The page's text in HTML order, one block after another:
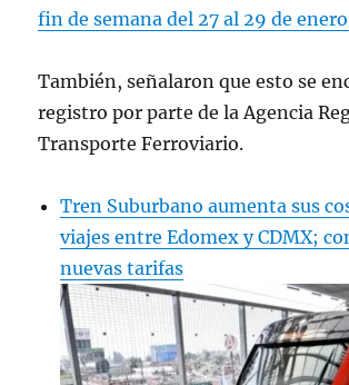
fin de semana del 27 al 29 de
También, señalaron que esto se
registro por parte de la Agencia
Transporte Ferroviario.
Tren Suburbano aumenta sus
viajes entre Edomex y CDMX;
nuevas tarifas